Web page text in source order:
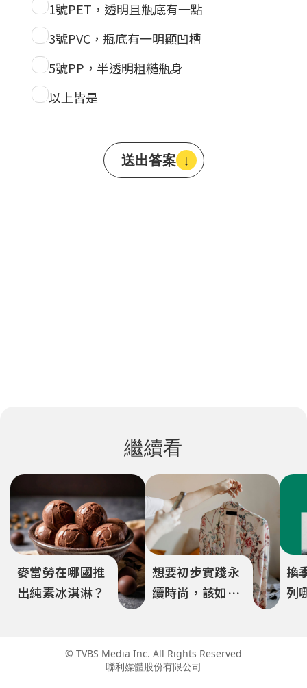
1號PET，透明且瓶底有一點
3號PVC，瓶底有一明顯凹槽
5號PP，半透明粗糙瓶身
以上皆是
送出答案 ↓
繼續看
麥當勞在哪國推
出純素冰淇淋？
想要初步實踐永
續時尚，該如何
換
列
© TVBS Media Inc. All Rights Reserved
聯利媒體股份有限公司